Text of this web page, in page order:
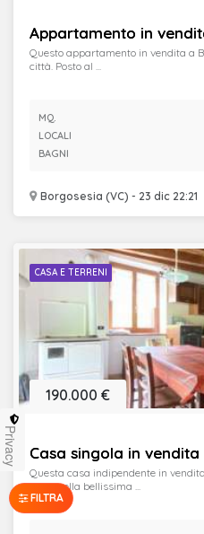
Appartamento in
Borgosesia (VC) - 23 dic 22:21
Questo appartamento in vendita a
città. Posto al ...
MQ.
LOCALI
BAGNI
CASA E TERRENI
Casa singola in
190.000 €
Questa casa indipendente in
trova nella bellissima ...
FILTRA
Privacy